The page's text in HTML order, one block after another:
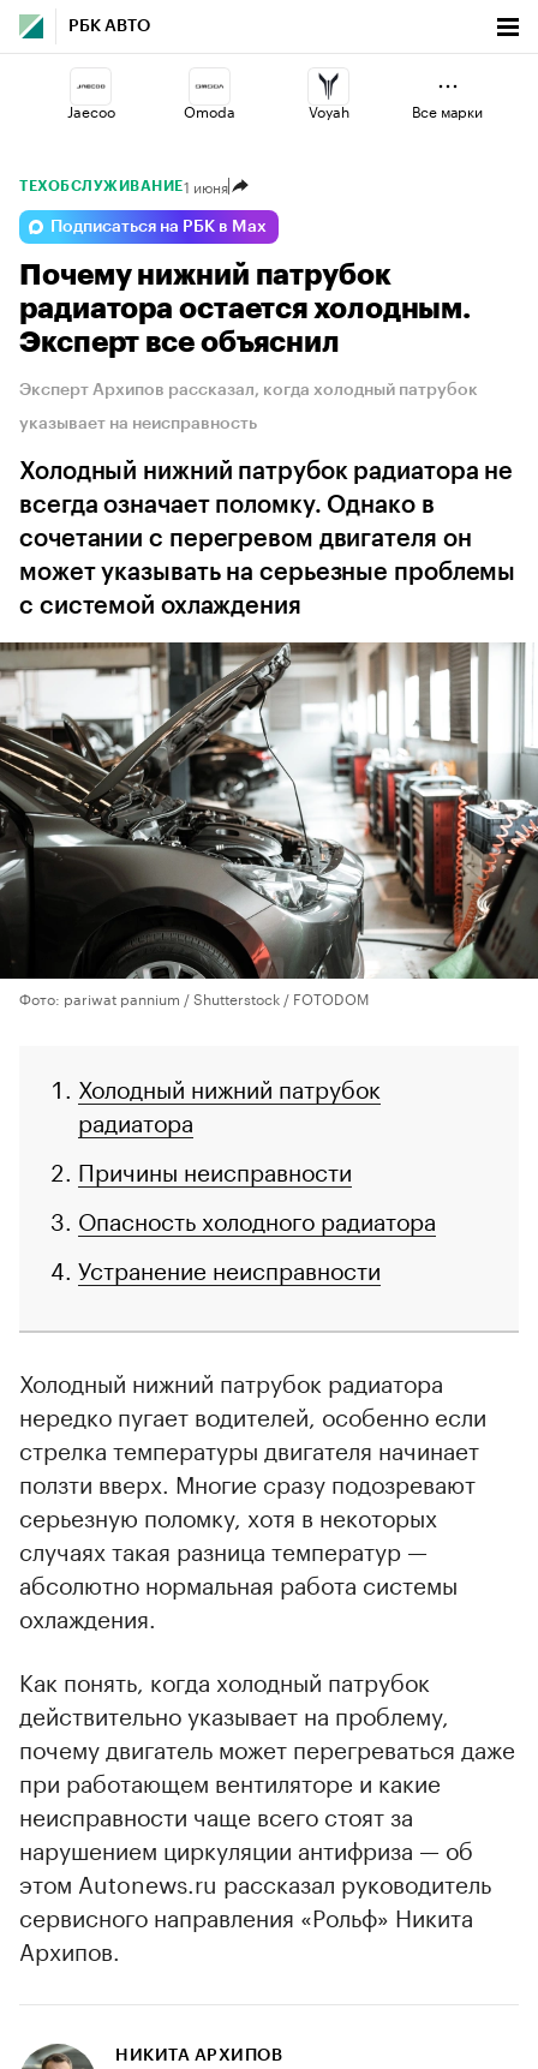
РБК АВТО
Jaecoo Omoda Voyah
Geely Lada
Volga Changan Haval
Все марки
ТЕХОБСЛУЖИВАНИЕ1 июня
Подписаться на РБК в Max
Почему нижний патрубок
радиатора остается холодным.
Эксперт все объяснил
Эксперт Архипов рассказал, когда холодный патрубок
указывает на неисправность
Холодный нижний патрубок радиатора не
всегда означает поломку. Однако в
сочетании с перегревом двигателя он
может указывать на серьезные проблемы
с системой охлаждения
Фото: pariwat pannium / Shutterstock / FOTODOM
Холодный нижний патрубок
радиатора
Причины неисправности
Опасность холодного радиатора
Устранение неисправности
Холодный нижний патрубок радиатора
нередко пугает водителей, особенно если
стрелка температуры двигателя начинает
ползти вверх. Многие сразу подозревают
серьезную поломку, хотя в некоторых
случаях такая разница температур —
абсолютно нормальная работа системы
охлаждения.
Как понять, когда холодный патрубок
действительно указывает на проблему,
почему двигатель может перегреваться даже
при работающем вентиляторе и какие
неисправности чаще всего стоят за
нарушением циркуляции антифриза — об
этом Autonews.ru рассказал руководитель
сервисного направления «Рольф» Никита
Архипов.
НИКИТА АРХИПОВ